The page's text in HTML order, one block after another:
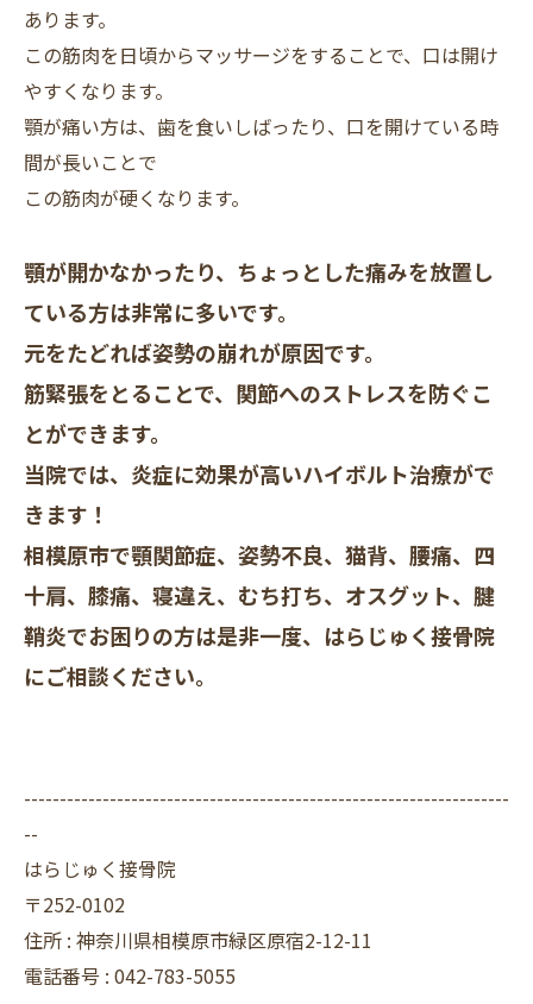
あります。
この筋肉を日頃からマッサージをすることで、口は開け
やすくなります。
顎が痛い方は、歯を食いしばったり、口を開けている時
間が長いことで
この筋肉が硬くなります。
顎が開かなかったり、ちょっとした痛みを放置し
ている方は非常に多いです。
元をたどれば姿勢の崩れが原因です。
筋緊張をとることで、関節へのストレスを防ぐこ
とができます。
当院では、炎症に効果が高いハイボルト治療がで
きます！
相模原市で顎関節症、姿勢不良、猫背、腰痛、四
十肩、膝痛、寝違え、むち打ち、オスグット、腱
鞘炎でお困りの方は是非一度、はらじゅく接骨院
にご相談ください。
--------------------------------------------------------------------
--
はらじゅく接骨院
〒252-0102
住所 : 神奈川県相模原市緑区原宿2-12-11
電話番号 : 042-783-5055